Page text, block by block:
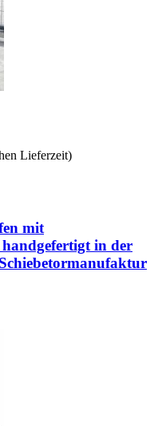
Lieferzeit)
mit
in der